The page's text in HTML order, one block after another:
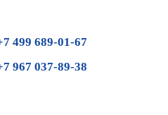
499 689-01-67
967 037-89-38